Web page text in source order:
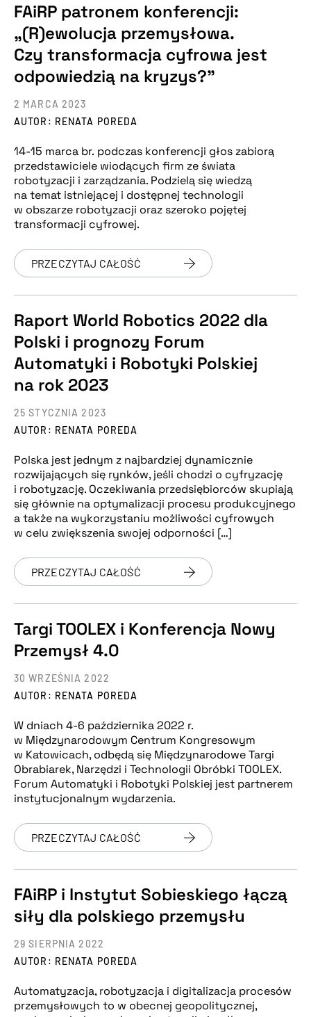
FAiRP patronem konferencji:
„(R)ewolucja przemysłowa.
Czy transformacja cyfrowa jest
odpowiedzią na kryzys?”
AUTOR: RENATA POREDA
2 MARCA 2023
14-15 marca br. podczas konferencji głos zabiorą
przedstawiciele wiodących firm ze świata
robotyzacji i zarządzania. Podzielą się wiedzą
na temat istniejącej i dostępnej technologii
w obszarze robotyzacji oraz szeroko pojętej
transformacji cyfrowej.
PRZECZYTAJ CAŁOŚĆ
Raport World Robotics 2022 dla
Polski i prognozy Forum
Automatyki i Robotyki Polskiej
na rok 2023
AUTOR: RENATA POREDA
25 STYCZNIA 2023
Polska jest jednym z najbardziej dynamicznie
rozwijających się rynków, jeśli chodzi o cyfryzację
i robotyzację. Oczekiwania przedsiębiorców skupiają
się głównie na optymalizacji procesu produkcyjnego
a także na wykorzystaniu możliwości cyfrowych
w celu zwiększenia swojej odporności […]
PRZECZYTAJ CAŁOŚĆ
Targi TOOLEX i Konferencja Nowy
Przemysł 4.0
AUTOR: RENATA POREDA
30 WRZEŚNIA 2022
W dniach 4-6 października 2022 r.
w Międzynarodowym Centrum Kongresowym
w Katowicach, odbędą się Międzynarodowe Targi
Obrabiarek, Narzędzi i Technologii Obróbki TOOLEX.
Forum Automatyki i Robotyki Polskiej jest partnerem
instytucjonalnym wydarzenia.
PRZECZYTAJ CAŁOŚĆ
FAiRP i Instytut Sobieskiego łączą
siły dla polskiego przemysłu
AUTOR: RENATA POREDA
29 SIERPNIA 2022
Automatyzacja, robotyzacja i digitalizacja procesów
przemysłowych to w obecnej geopolitycznej,